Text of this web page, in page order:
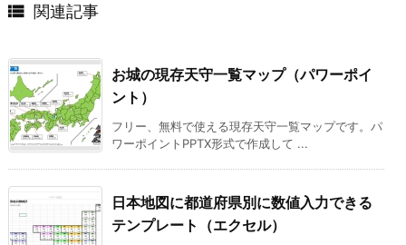
 関連記事
お城の現存天守一覧マップ（パワーポイ
ント）
フリー、無料で使える現存天守一覧マップです。パ
ワーポイントPPTX形式で作成して ...
日本地図に都道府県別に数値入力できる
テンプレート（エクセル）